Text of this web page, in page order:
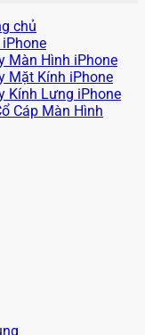
chủ
Màn Hình iPhone
Mặt Kính iPhone
Kính Lưng iPhone
Cáp Màn Hình